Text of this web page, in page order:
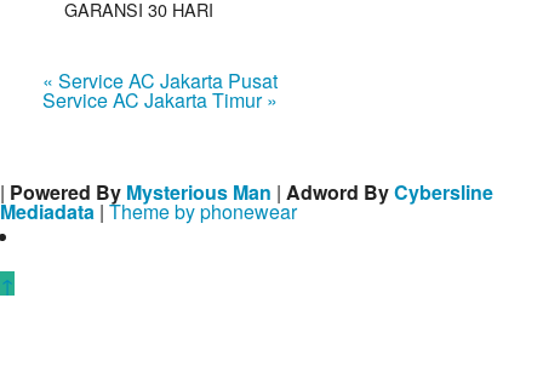
« Service AC Jakarta Pusat
Service AC Jakarta Timur »
| Powered By Mysterious Man | Adword ByCybersline
Mediadata | Theme by phonewear
↑